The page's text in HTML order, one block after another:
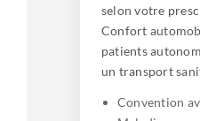
selon votre
Confort
patients
un transport
Convention